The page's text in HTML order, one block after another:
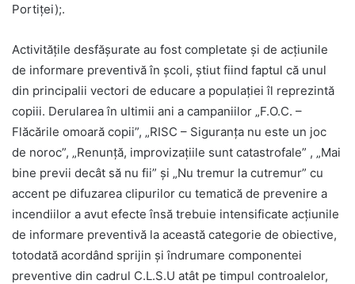
Portiţei);.
Activităţile desfăşurate au fost completate şi de acţiunile
de informare preventivă în şcoli, ştiut fiind faptul că unul
din principalii vectori de educare a populaţiei îl reprezintă
copiii. Derularea în ultimii ani a campaniilor „F.O.C. –
Flăcările omoară copii”, „RISC – Siguranţa nu este un joc
de noroc”, „Renunţă, improvizaţiile sunt catastrofale” , „Mai
bine previi decât să nu fii” şi „Nu tremur la cutremur” cu
accent pe difuzarea clipurilor cu tematică de prevenire a
incendiilor a avut efecte însă trebuie intensificate acţiunile
de informare preventivă la această categorie de obiective,
totodată acordând sprijin şi îndrumare componentei
preventive din cadrul C.L.S.U atât pe timpul controalelor,